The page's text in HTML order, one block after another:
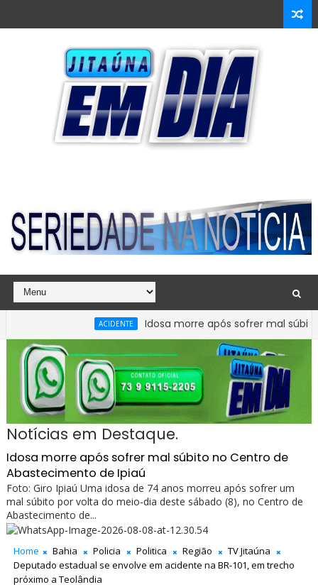
Idosa morre após sofrer mal súbito no
Notícias em Destaque.
Idosa morre após sofrer mal súbito no Centro de
Abastecimento de Ipiaú
Foto: Giro Ipiaú Uma idosa de 74 anos morreu após sofrer um
mal súbito por volta do meio-dia deste sábado (8), no Centro de
Abastecimento de...
Home Bahia Policia Politica Região
TV Jitaúna
Deputado estadual se envolve em acidente na BR-101, em trecho
próximo a Teolândia